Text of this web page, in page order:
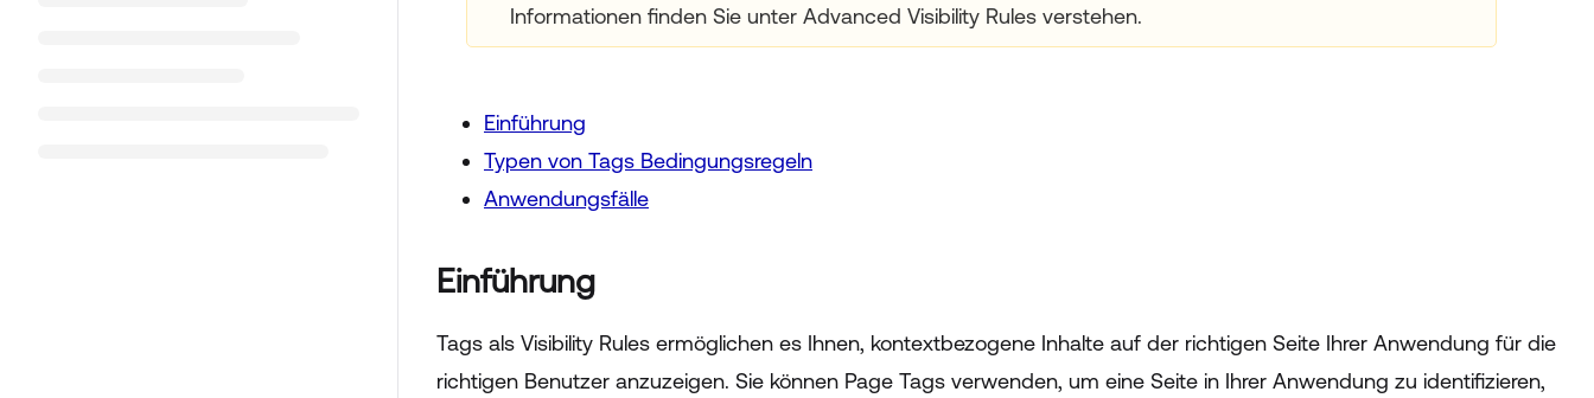
Informationen finden Sie unter Advanced Visibility Rules verstehen.
Einführung
Typen von Tags Bedingungsregeln
Anwendungsfälle
Einführung
Tags als Visibility Rules ermöglichen es Ihnen, kontextbezogene Inhalte auf der richtigen Seite Ihrer Anwendung für die
richtigen Benutzer anzuzeigen. Sie können Page Tags verwenden, um eine Seite in Ihrer Anwendung zu identifizieren,